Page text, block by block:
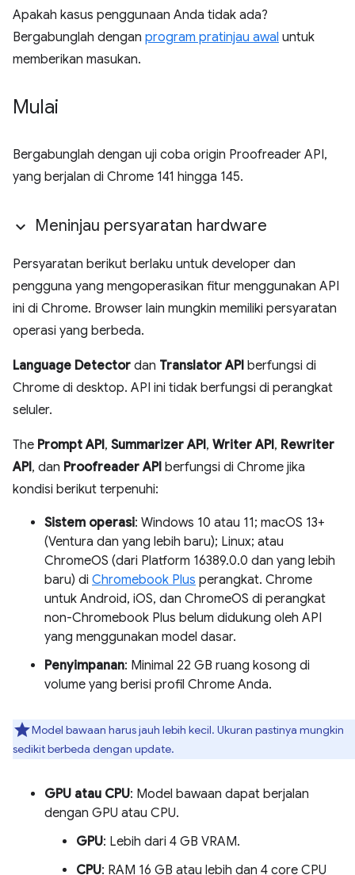
Apakah kasus penggunaan Anda tidak ada?
Bergabunglah dengan program pratinjau awal untuk
memberikan masukan.
Mulai
Bergabunglah dengan uji coba origin Proofreader API,
yang berjalan di Chrome 141 hingga 145.
Meninjau persyaratan hardware
Persyaratan berikut berlaku untuk developer dan
pengguna yang mengoperasikan fitur menggunakan API
ini di Chrome. Browser lain mungkin memiliki persyaratan
operasi yang berbeda.
Language Detector dan Translator API berfungsi di
Chrome di desktop. API ini tidak berfungsi di perangkat
seluler.
The Prompt API, Summarizer API, Writer API, Rewriter
API, dan Proofreader API berfungsi di Chrome jika
kondisi berikut terpenuhi:
Sistem operasi: Windows 10 atau 11; macOS 13+
(Ventura dan yang lebih baru); Linux; atau
ChromeOS (dari Platform 16389.0.0 dan yang lebih
baru) di Chromebook Plus perangkat. Chrome
untuk Android, iOS, dan ChromeOS di perangkat
non-Chromebook Plus belum didukung oleh API
yang menggunakan model dasar.
Penyimpanan: Minimal 22 GB ruang kosong di
volume yang berisi profil Chrome Anda.
Model bawaan harus jauh lebih kecil. Ukuran pastinya mungkin
sedikit berbeda dengan update.
GPU atau CPU: Model bawaan dapat berjalan
dengan GPU atau CPU.
GPU: Lebih dari 4 GB VRAM.
CPU: RAM 16 GB atau lebih dan 4 core CPU